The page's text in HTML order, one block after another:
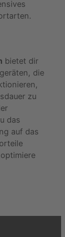
bietet dir
die
zu
das
auf das